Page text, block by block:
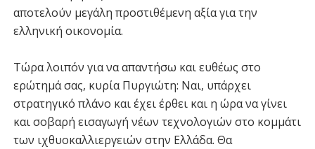
αποτελούν μεγάλη προστιθέμενη αξία για την
ελληνική οικονομία.
Τώρα λοιπόν για να απαντήσω και ευθέως στο
ερώτημά σας, κυρία Πυργιώτη: Ναι, υπάρχει
στρατηγικό πλάνο και έχει έρθει και η ώρα να γίνει
και σοβαρή εισαγωγή νέων τεχνολογιών στο κομμάτι
των ιχθυοκαλλιεργειών στην Ελλάδα. Θα